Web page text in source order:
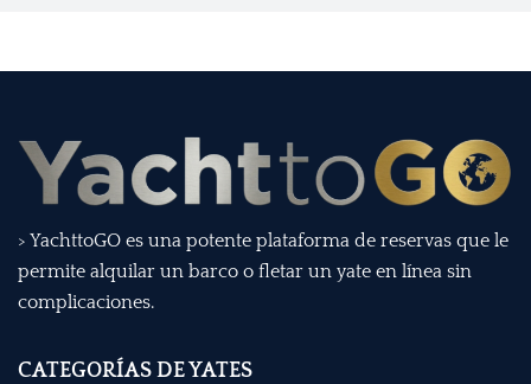
> YachttoGO es una potente plataforma de reservas que le
permite alquilar un barco o fletar un yate en línea sin
complicaciones.
CATEGORÍAS DE YATES